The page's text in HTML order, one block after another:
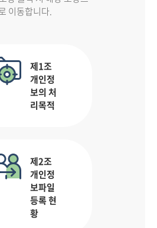
이동합니다.
제1조
개인정
보의 처
리목적
제2조
개인정
보파일
등록 현
황